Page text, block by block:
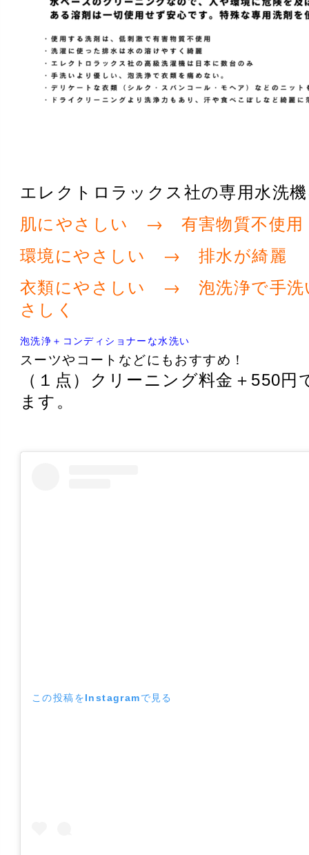
エレクトロラックス社の専用水洗
肌にやさしい → 有害物質不使用
環境にやさしい → 排水が綺麗
衣類にやさしい → 泡洗浄で手洗
さしく
泡洗浄＋コンディショナーな水洗い
スーツやコートなどにもおすすめ！
（１点）クリーニング料金＋550円
ます。
この投稿をInstagramで見る